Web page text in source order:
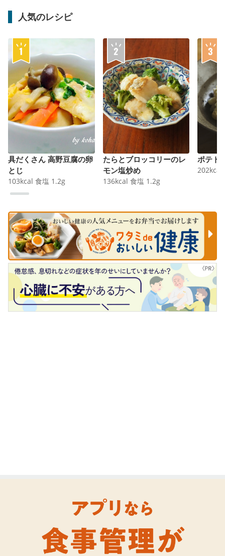
人気のレシピ
具だくさん 高野豆腐の卵
とじ
103kcal 食塩 1.2g
たらとブロッコリーのレ
モン塩炒め
136kcal 食塩 1.2g
ポテト
202kcal